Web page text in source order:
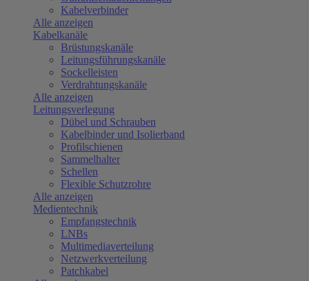
Kabelverbinder
Alle anzeigen
Kabelkanäle
Brüstungskanäle
Leitungsführungskanäle
Sockelleisten
Verdrahtungskanäle
Alle anzeigen
Leitungsverlegung
Dübel und Schrauben
Kabelbinder und Isolierband
Profilschienen
Sammelhalter
Schellen
Flexible Schutzrohre
Alle anzeigen
Medientechnik
Empfangstechnik
LNBs
Multimediaverteilung
Netzwerkverteilung
Patchkabel